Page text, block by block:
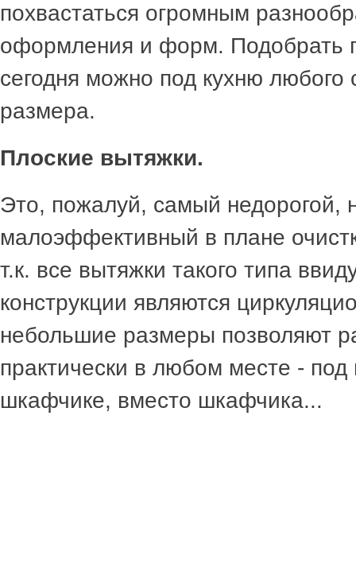
похвастаться огромным
оформления и форм. Подобрать
сегодня можно под кухню любого
размера.
Плоские вытяжки.
Это, пожалуй, самый недорогой,
малоэффективный в плане
т.к. все вытяжки такого типа
конструкции являются
небольшие размеры позволяют
практически в любом месте -
шкафчике, вместо шкафчика...